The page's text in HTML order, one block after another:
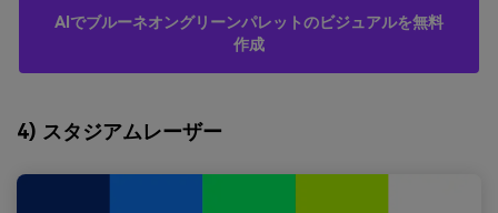
AIでブルーネオングリーンパレットのビジュアルを無料
作成
4) スタジアムレーザー